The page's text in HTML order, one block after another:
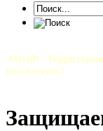
MixliP -
пожалеешь!